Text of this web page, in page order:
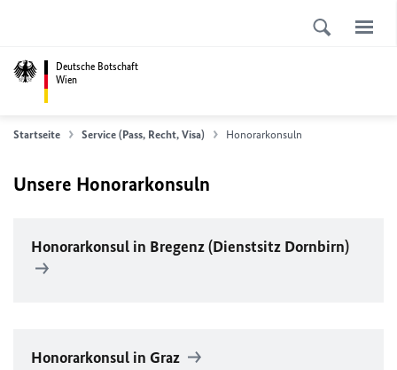
Deutsche Botschaft
Wien
Startseite Service (Pass, Recht, Visa) Honorarkonsuln
Unsere Honorarkonsuln
Honorarkonsul in Bregenz (Dienstsitz Dornbirn)
Honorarkonsul in Graz